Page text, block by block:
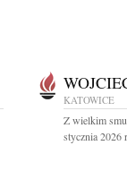
KATOWICE
Z wielkim
stycznia 2026